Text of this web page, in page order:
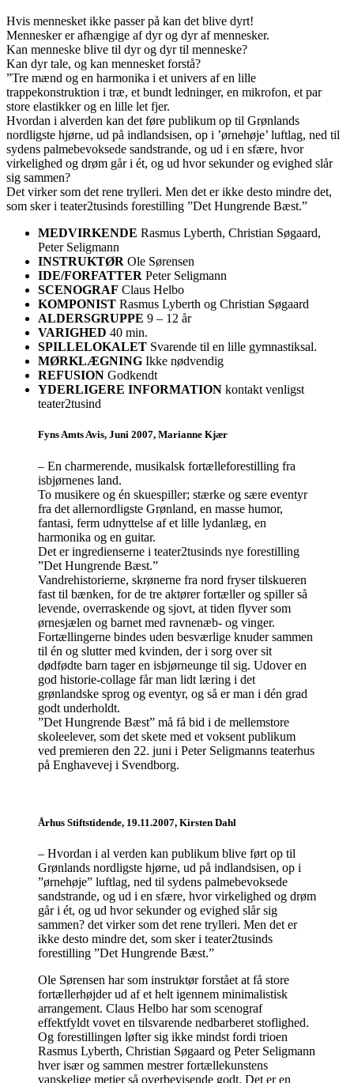
Hvis mennesket ikke passer på kan det blive dyrt!
Mennesker er afhængige af dyr og dyr af mennesker.
Kan menneske blive til dyr og dyr til menneske?
Kan dyr tale, og kan mennesket forstå?
”Tre mænd og en harmonika i et univers af en lille
trappekonstruktion i træ, et bundt ledninger, en mikrofon, et par
store elastikker og en lille let fjer.
Hvordan i alverden kan det føre publikum op til Grønlands
nordligste hjørne, ud på indlandsisen, op i ’ørnehøje’ luftlag, ned til
sydens palmebevoksede sandstrande, og ud i en sfære, hvor
virkelighed og drøm går i ét, og ud hvor sekunder og evighed slår
sig sammen?
Det virker som det rene trylleri. Men det er ikke desto mindre det,
som sker i teater2tusinds forestilling ”Det Hungrende Bæst.”
MEDVIRKENDE Rasmus Lyberth, Christian Søgaard,
Peter Seligmann
INSTRUKTØR Ole Sørensen
IDE/FORFATTER Peter Seligmann
SCENOGRAF Claus Helbo
KOMPONIST Rasmus Lyberth og Christian Søgaard
ALDERSGRUPPE 9 – 12 år
VARIGHED 40 min.
SPILLELOKALET Svarende til en lille gymnastiksal.
MØRKLÆGNING Ikke nødvendig
REFUSION Godkendt
YDERLIGERE INFORMATION kontakt venligst
teater2tusind
Fyns Amts Avis, Juni 2007, Marianne Kjær
– En charmerende, musikalsk fortælleforestilling fra
isbjørnenes land.
To musikere og én skuespiller; stærke og sære eventyr
fra det allernordligste Grønland, en masse humor,
fantasi, ferm udnyttelse af et lille lydanlæg, en
harmonika og en guitar.
Det er ingredienserne i teater2tusinds nye forestilling
”Det Hungrende Bæst.”
Vandrehistorierne, skrønerne fra nord fryser tilskueren
fast til bænken, for de tre aktører fortæller og spiller så
levende, overraskende og sjovt, at tiden flyver som
ørnesjælen og barnet med ravnenæb- og vinger.
Fortællingerne bindes uden besværlige knuder sammen
til én og slutter med kvinden, der i sorg over sit
dødfødte barn tager en isbjørneunge til sig. Udover en
god historie-collage får man lidt læring i det
grønlandske sprog og eventyr, og så er man i dén grad
godt underholdt.
”Det Hungrende Bæst” må få bid i de mellemstore
skoleelever, som det skete med et voksent publikum
ved premieren den 22. juni i Peter Seligmanns teaterhus
på Enghavevej i Svendborg.
Århus Stiftstidende, 19.11.2007, Kirsten Dahl
– Hvordan i al verden kan publikum blive ført op til
Grønlands nordligste hjørne, ud på indlandsisen, op i
”ørnehøje” luftlag, ned til sydens palmebevoksede
sandstrande, og ud i en sfære, hvor virkelighed og drøm
går i ét, og ud hvor sekunder og evighed slår sig
sammen? det virker som det rene trylleri. Men det er
ikke desto mindre det, som sker i teater2tusinds
forestilling ”Det Hungrende Bæst.”
Ole Sørensen har som instruktør forstået at få store
fortællerhøjder ud af et helt igennem minimalistisk
arrangement. Claus Helbo har som scenograf
effektfyldt vovet en tilsvarende nedbarberet stoflighed.
Og forestillingen løfter sig ikke mindst fordi trioen
Rasmus Lyberth, Christian Søgaard og Peter Seligmann
hver især og sammen mestrer fortællekunstens
vanskelige metier så overbevisende godt. Det er en